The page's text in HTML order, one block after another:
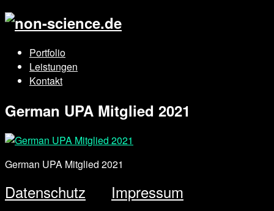
Portfolio
Leistungen
Kontakt
German UPA Mitglied 2021
German UPA Mitglied 2021
Datenschutz
Impressum